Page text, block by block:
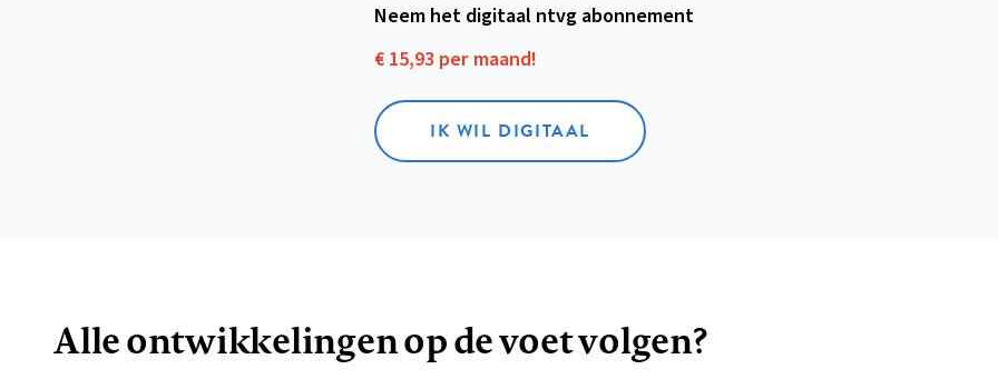
Neem het digitaal ntvg abonnement
€ 15,93 per maand!
IK WIL DIGITAAL
Alle ontwikkelingen op de voet volgen?